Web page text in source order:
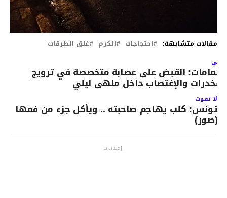
مقالات متشابهة: احتجاجات الكرم غلق الطرقات
القبض على عصابة متخصصة في ترويج
والإغتصاب داخل ملهى ليلي
لا تفوت
تونس: كلب يهاجم صاحبته .. ويأكل جزء من فمها
(صور)
إعلانات